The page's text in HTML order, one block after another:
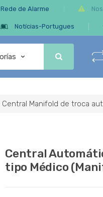
Rede de Alarme
Notícias-Portugues
Central Manifold de troca
Central
tipo Médico